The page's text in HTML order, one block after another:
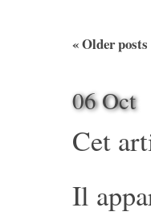
«Older posts
06 Oct
Cet
Il